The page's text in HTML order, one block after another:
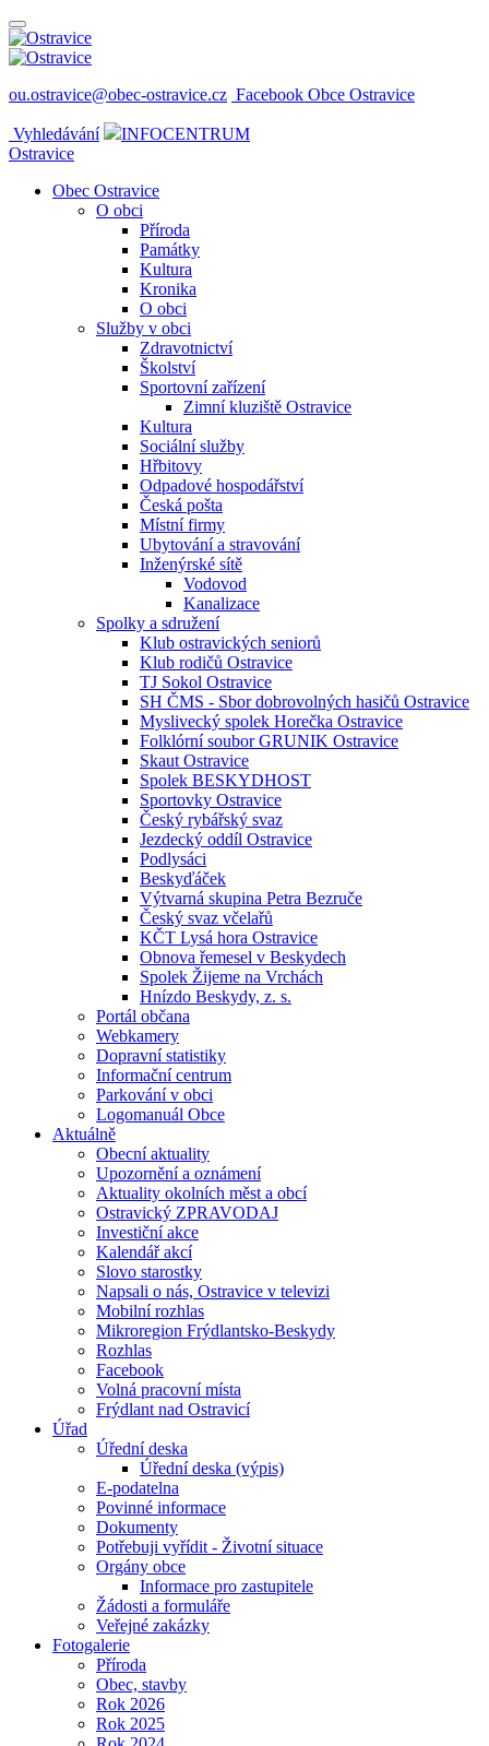
ou.ostravice@obec-ostravice.cz Facebook Obce Ostravice
Vyhledávání
INFOCENTRUM
Ostravice
Obec Ostravice
O obci
Příroda
Památky
Kultura
Kronika
O obci
Služby v obci
Zdravotnictví
Školství
Sportovní zařízení
Zimní kluziště Ostravice
Kultura
Sociální služby
Hřbitovy
Odpadové hospodářství
Česká pošta
Místní firmy
Ubytování a stravování
Inženýrské sítě
Vodovod
Kanalizace
Spolky a sdružení
Klub ostravických seniorů
Klub rodičů Ostravice
TJ Sokol Ostravice
SH ČMS - Sbor dobrovolných hasičů Ostravice
Myslivecký spolek Horečka Ostravice
Folklórní soubor GRUNIK Ostravice
Skaut Ostravice
Spolek BESKYDHOST
Sportovky Ostravice
Český rybářský svaz
Jezdecký oddíl Ostravice
Podlysáci
Beskyďáček
Výtvarná skupina Petra Bezruče
Český svaz včelařů
KČT Lysá hora Ostravice
Obnova řemesel v Beskydech
Spolek Žijeme na Vrchách
Hnízdo Beskydy, z. s.
Portál občana
Webkamery
Dopravní statistiky
Informační centrum
Parkování v obci
Logomanuál Obce
Aktuálně
Obecní aktuality
Upozornění a oznámení
Aktuality okolních měst a obcí
Ostravický ZPRAVODAJ
Investiční akce
Kalendář akcí
Slovo starostky
Napsali o nás, Ostravice v televizi
Mobilní rozhlas
Mikroregion Frýdlantsko-Beskydy
Rozhlas
Facebook
Volná pracovní místa
Frýdlant nad Ostravicí
Úřad
Úřední deska
Úřední deska (výpis)
E-podatelna
Povinné informace
Dokumenty
Potřebuji vyřídit - Životní situace
Orgány obce
Informace pro zastupitele
Žádosti a formuláře
Veřejné zakázky
Fotogalerie
Příroda
Obec, stavby
Rok 2026
Rok 2025